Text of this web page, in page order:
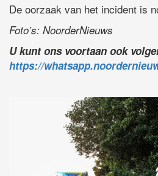
De oorzaak van het incident is
Foto’s: NoorderNieuws
U kunt ons voortaan ook
https://